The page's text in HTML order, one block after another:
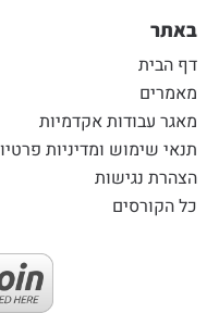
באתר
דף הבית
מאמרים
מאגר עבודות אקדמיות
תנאי שימוש ומדיניות
הצהרת נגישות
כל הקורסים